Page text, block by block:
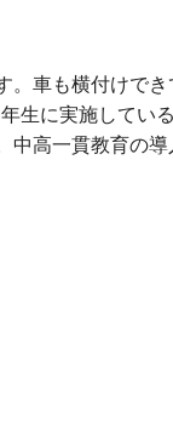
。車も横付けで
生に実施してい
中高一貫教育の